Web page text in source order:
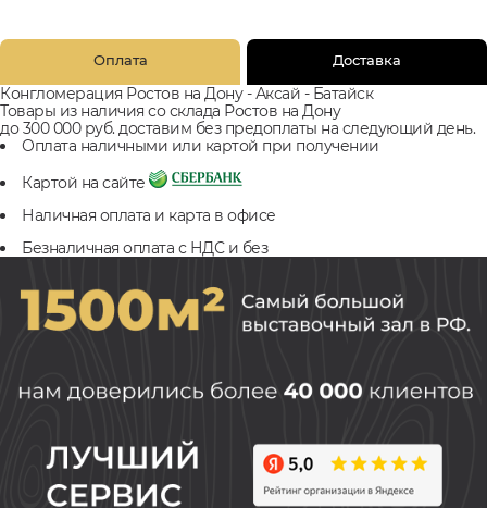
Оплата Доставка
Конгломерация Ростов на Дону - Аксай - Батайск
Товары из наличия со склада Ростов на Дону
до 300 000 руб. доставим без предоплаты на следующий день.
Оплата наличными или картой при получении
Картой на сайте
Наличная оплата и карта в офисе
Безналичная оплата с НДС и без